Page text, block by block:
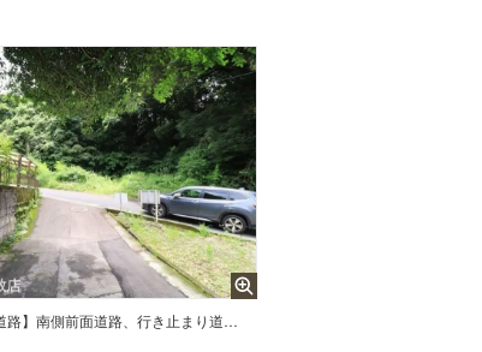
【前面道路】南側前面道路、行き止まり道路で交通量少なめです